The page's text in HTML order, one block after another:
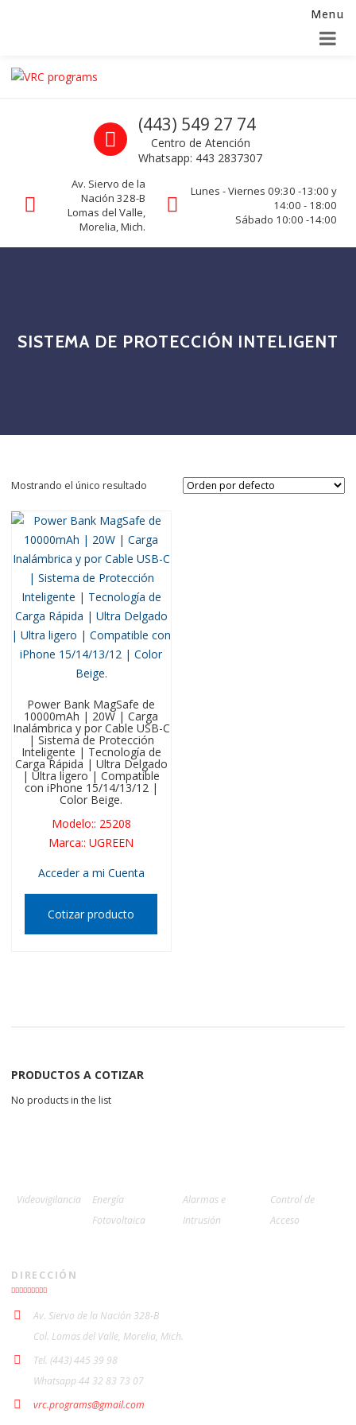
Menu
Skip to navigation
Skip to content
La seguridad de su empresa es nuestro negocio.
Call us
(443) 549 27 74
Centro de Atención
Whatsapp: 443 2837307
Av. Siervo de la
Nación 328-B
Lomas del Valle,
Morelia, Mich.
Lunes - Viernes 09:30 -13:00 y
14:00 - 18:00
Sábado 10:00 -14:00
SISTEMA DE PROTECCIÓN INTELIGENT
Mostrando el único resultado
Power Bank MagSafe de
10000mAh | 20W | Carga
Inalámbrica y por Cable USB-C
| Sistema de Protección
Inteligente | Tecnología de
Carga Rápida | Ultra Delgado
| Ultra ligero | Compatible
con iPhone 15/14/13/12 |
Color Beige.
Modelo:: 25208
Marca::UGREEN
Acceder a mi Cuenta
Cotizar producto
PRODUCTOS A COTIZAR
No products in the list
Videovigilancia
Energía
Fotovoltaica
Alarmas e
Intrusión
Control de
Acceso
DIRECCIÓN
Av. Siervo de la Nación 328-B
Col. Lomas del Valle, Morelia, Mich.
Tel. (443) 445 39 98
Whatsapp 44 32 83 73 07
vrc.programs@gmail.com